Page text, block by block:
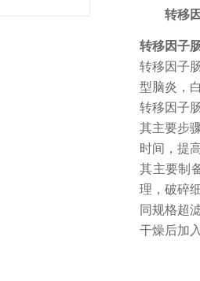
转移
转移因子
转移因子
型脑炎，
转移因子
其主要步
时间，提
其主要制
理，破碎
同规格超
干燥后加